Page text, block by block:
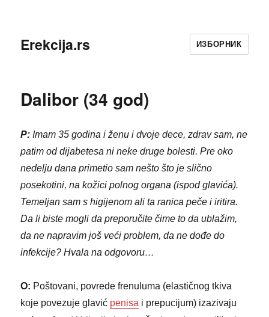
Erekcija.rs ИЗБОРНИК
Dalibor (34 god)
P: Imam 35 godina i ženu i dvoje dece, zdrav sam, ne
patim od dijabetesa ni neke druge bolesti. Pre oko
nedelju dana primetio sam nešto što je slično
posekotini, na kožici polnog organa (ispod glavića).
Temeljan sam s higijenom ali ta ranica peče i iritira.
Da li biste mogli da preporučite čime to da ublažim,
da ne napravim još veći problem, da ne dođe do
infekcije? Hvala na odgovoru…
O: Poštovani, povrede frenuluma (elastičnog tkiva
koje povezuje glavić penisa i prepucijum) izazivaju